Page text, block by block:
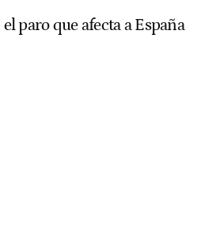
paro que afecta a España